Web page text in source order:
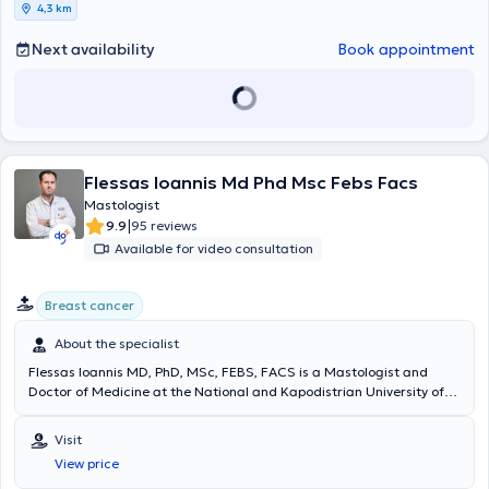
4,3 km
Next availability Book appointment
Flessas Ioannis Md Phd Msc Febs Facs
Mastologist
9.9|95 reviews
Available for video consultation
Breast cancer
About the specialist
Flessas Ioannis MD, PhD, MSc, FEBS, FACS is a Mastologist and
Doctor of Medicine at the National and Kapodistrian University of
Ampelokipoi. He studied at the National and Kapodistrian University
of Athens Medical School and completed postgraduate studies at
the Medical School of Democritus University of Thrace,
Visit
View price